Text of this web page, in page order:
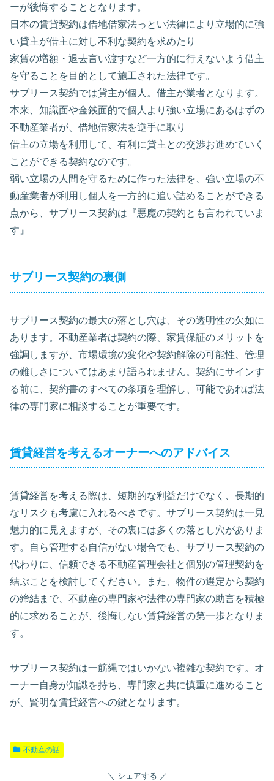
ーが後悔することとなります。
日本の賃貸契約は借地借家法っとい法律により立場的に強
い貸主が借主に対し不利な契約を求めたり
家賃の増額・退去言い渡すなど一方的に行えないよう借主
を守ることを目的として施工された法律です。
サブリース契約では貸主が個人。借主が業者となります。
本来、知識面や金銭面的で個人より強い立場にあるはずの
不動産業者が、借地借家法を逆手に取り
借主の立場を利用して、有利に貸主との交渉お進めていく
ことができる契約なのです。
弱い立場の人間を守るために作った法律を、強い立場の不
動産業者が利用し個人を一方的に追い詰めることができる
点から、サブリース契約は『悪魔の契約とも言われていま
す』
サブリース契約の裏側
サブリース契約の最大の落とし穴は、その透明性の欠如に
あります。不動産業者は契約の際、家賃保証のメリットを
強調しますが、市場環境の変化や契約解除の可能性、管理
の難しさについてはあまり語られません。契約にサインす
る前に、契約書のすべての条項を理解し、可能であれば法
律の専門家に相談することが重要です。
賃貸経営を考えるオーナーへのアドバイス
賃貸経営を考える際は、短期的な利益だけでなく、長期的
なリスクも考慮に入れるべきです。サブリース契約は一見
魅力的に見えますが、その裏には多くの落とし穴がありま
す。自ら管理する自信がない場合でも、サブリース契約の
代わりに、信頼できる不動産管理会社と個別の管理契約を
結ぶことを検討してください。また、物件の選定から契約
の締結まで、不動産の専門家や法律の専門家の助言を積極
的に求めることが、後悔しない賃貸経営の第一歩となりま
す。
サブリース契約は一筋縄ではいかない複雑な契約です。オ
ーナー自身が知識を持ち、専門家と共に慎重に進めること
が、賢明な賃貸経営への鍵となります。
不動産の話
シェアする